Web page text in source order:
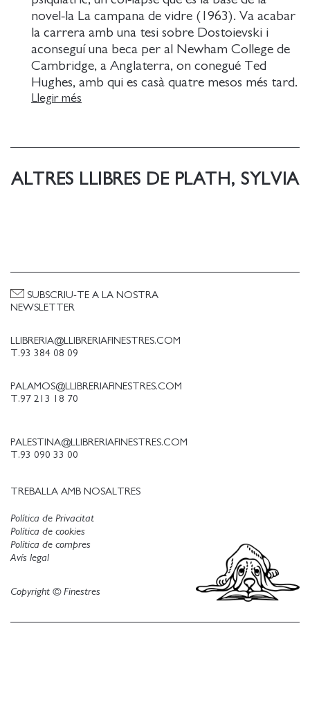
novel-la La campana de vidre (1963). Va acabar
la carrera amb una tesi sobre Dostoievski i
aconseguí una beca per al Newham College de
Cambridge, a Anglaterra, on conegué Ted
Hughes, amb qui es casà quatre mesos més tard.
Al 1957, Plath i Hughes es van traslladar als
després, Plath publicava The Colossus, l'únic
Entre 1960 i 1962 tingué els seus dos fills, i vuit
Llegir més
ALTRES LLIBRES DE PLATH, SYLVIA
LLIBRERIA@LLIBRERIAFINESTRES.COM
T.93 384 08 09
PALAMOS@LLIBRERIAFINESTRES.COM
T.97 213 18 70
PALESTINA@LLIBRERIAFINESTRES.COM
T.93 090 33 00
TREBALLA AMB NOSALTRES
SUBSCRIU-TE A LA NOSTRA
NEWSLETTER
Política de Privacitat
Política de cookies
Avís legal
Política de compres
Copyright © Finestres